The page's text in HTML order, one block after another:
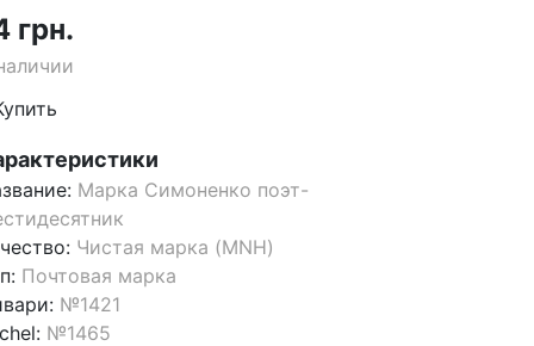
грн.
Марка Симоненко поэт-
Чистая марка (MNH)
Почтовая марка
№1421
№1465